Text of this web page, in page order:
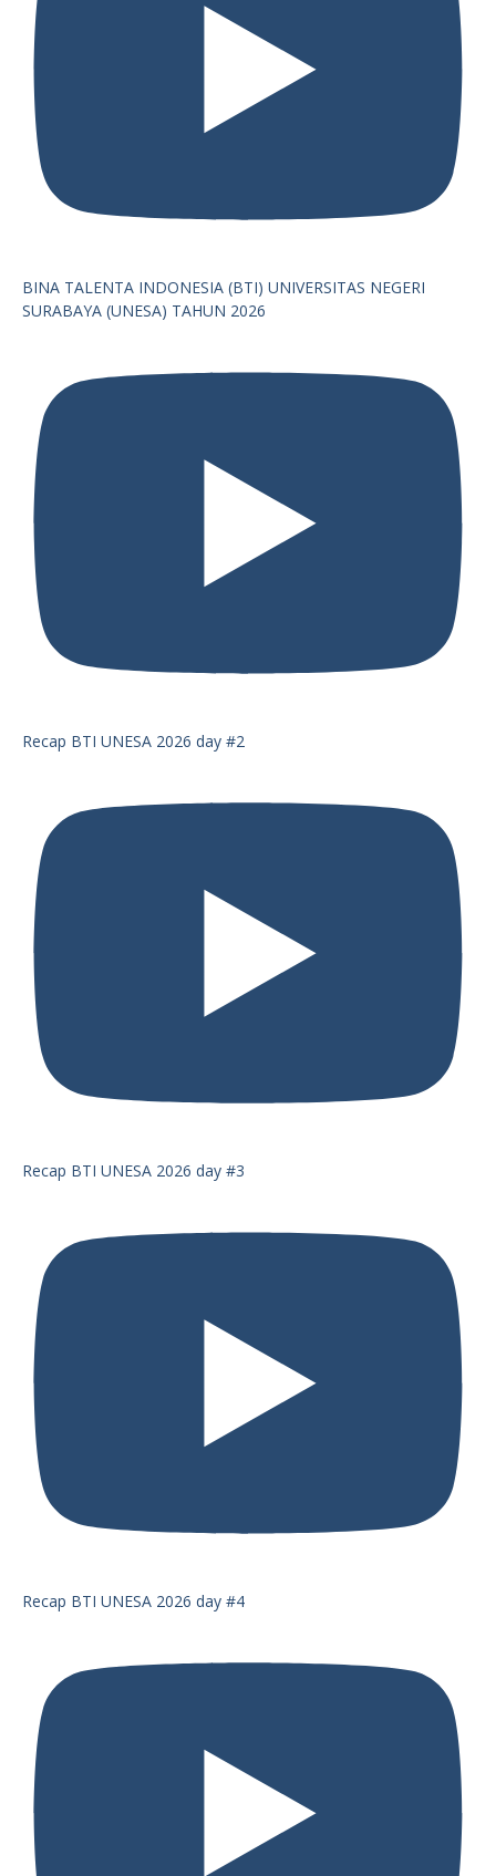
BINA TALENTA INDONESIA (BTI) UNIVERSITAS NEGERI
SURABAYA (UNESA) TAHUN 2026
Recap BTI UNESA 2026 day #2
Recap BTI UNESA 2026 day #3
Recap BTI UNESA 2026 day #4